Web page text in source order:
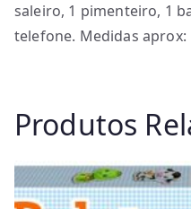
saleiro, 1 pimenteiro, 1
telefone. Medidas aprox:
Produtos